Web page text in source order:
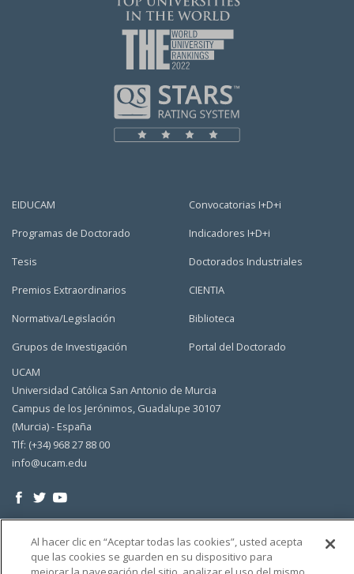
EIDUCAM
Programas de Doctorado
Tesis
Premios Extraordinarios
Normativa/Legislación
Grupos de Investigación
Convocatorias I+D+i
Indicadores I+D+i
Doctorados Industriales
CIENTIA
Biblioteca
Portal del Doctorado
UCAM
Universidad Católica San Antonio de Murcia
Campus de los Jerónimos, Guadalupe 30107
(Murcia) - España
Tlf: (+34) 968 27 88 00
info@ucam.edu
Al hacer clic en “Aceptar todas las cookies”, usted acepta
que las cookies se guarden en su dispositivo para